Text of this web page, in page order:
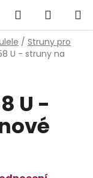
Hledat
KOŠÍK
/ Struny pro
U - struny na
U -